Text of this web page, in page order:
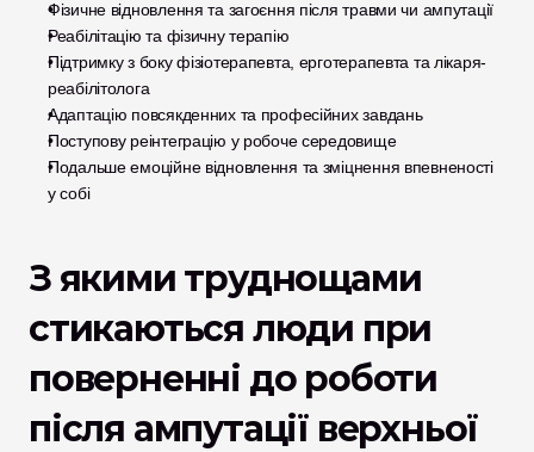
Фізичне відновлення та загоєння після травми чи ампутації
Реабілітацію та фізичну терапію
Підтримку з боку фізіотерапевта, ерготерапевта та лікаря-
реабілітолога
Адаптацію повсякденних та професійних завдань
Поступову реінтеграцію у робоче середовище
Подальше емоційне відновлення та зміцнення впевненості
у собі
З якими труднощами
стикаються люди при
поверненні до роботи
після ампутації верхньої